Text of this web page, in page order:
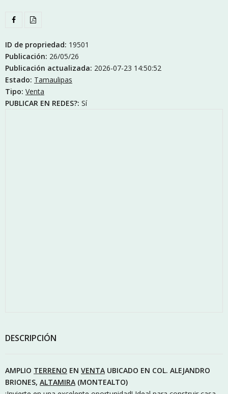
ID de propriedad: 19501
Publicación: 26/05/26
Publicación actualizada: 2026-07-23 14:50:52
Estado: Tamaulipas
Tipo: Venta
PUBLICAR EN REDES?: Sí
DESCRIPCIÓN
AMPLIO TERRENO EN VENTA UBICADO EN COL. ALEJANDRO
BRIONES, ALTAMIRA (MONTEALTO)